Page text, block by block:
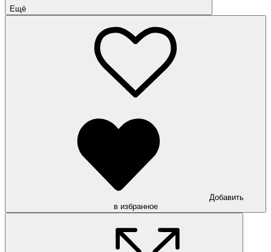
Ещё
Добавить
в избранное